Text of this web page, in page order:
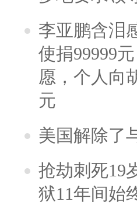
李亚鹏含泪
使捐99999
愿，个人向
元
美国解除了
抢劫刺死19
狱11年间始